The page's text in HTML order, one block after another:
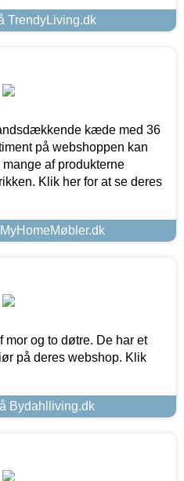
TrendyLiving.dk
kæde med 36
på webshoppen kan
af produkterne
Klik her for at se deres
mor og to døtre. De har et
på deres webshop. Klik
Bydahlliving.dk